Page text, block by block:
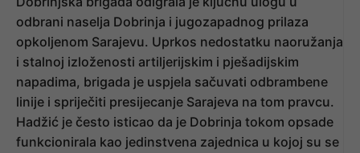
odbrani naselja Dobrinja i jugozapadnog prilaza
opkoljenom Sarajevu. Uprkos nedostatku naoružanja
i stalnoj izloženosti artiljerijskim i pješadijskim
napadima, brigada je uspjela sačuvati odbrambene
linije i spriječiti presijecanje Sarajeva na tom pravcu.
Hadžić je često isticao da je Dobrinja tokom opsade
funkcionirala kao jedinstvena zajednica u kojoj su se